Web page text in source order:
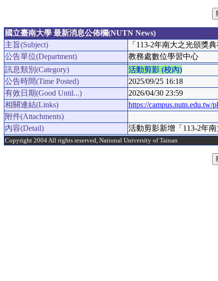
國立臺南大學 最新消息公佈欄(NUTN News)
主旨(Subject)
「113-2年南大之光頒獎
公告單位(Department)
教務處數位學習中心
訊息類別(Category)
活動剪影 (校內)
公告時間(Time Posted)
2025/09/25 16:18
有效日期(Good Until...)
2026/04/30 23:59
相關連結(Links)
https://campus.nutn.edu.tw/
附件(Attachments)
內容(Detail)
活動剪影新增「113-2年
Copyright 2004 All rights reserved, National University of Tainan